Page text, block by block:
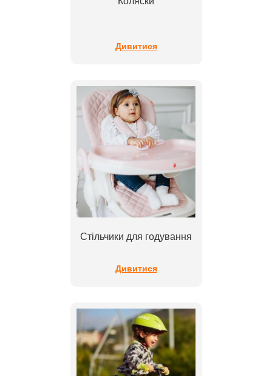
Дивитися
Стільчики для годування
Дивитися